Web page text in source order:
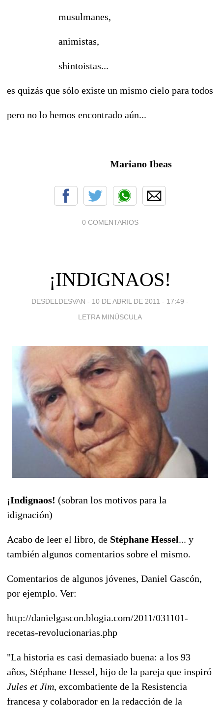
musulmanes,
animistas,
shintoistas...
es quizás que sólo existe un mismo cielo para todos
pero no lo hemos encontrado aún...
Mariano Ibeas
0 COMENTARIOS
¡INDIGNAOS!
DESDELDESVAN - 10 DE ABRIL DE 2011 - 17:49 -
LETRA MINÚSCULA
¡Indignaos! (sobran los motivos para la
idignación)
Acabo de leer el libro, de Stéphane Hessel... y
también algunos comentarios sobre el mismo.
Comentarios de algunos jóvenes, Daniel Gascón,
por ejemplo. Ver:
http://danielgascon.blogia.com/2011/031101-
recetas-revolucionarias.php
"La historia es casi demasiado buena: a los 93
años, Stéphane Hessel, hijo de la pareja que inspiró
Jules et Jim, excombatiente de la Resistencia
francesa y colaborador en la redacción de la